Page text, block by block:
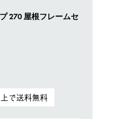
270 屋根フレームセ
で送料無料